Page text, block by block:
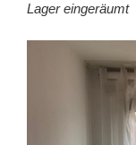
Lager eingeräumt